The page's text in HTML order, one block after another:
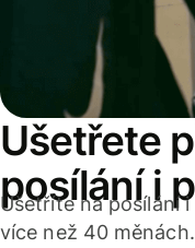
Ušetřete
posílání i
Ušetříte na posílání
více než 40